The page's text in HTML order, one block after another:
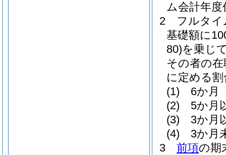
ム会計年
2
フルタイ
基礎額に
80)を乗じ
その者の
に定める
(1)
6か月
(2)
5か月
(3)
3か月
(4)
3か月
3
前項の期